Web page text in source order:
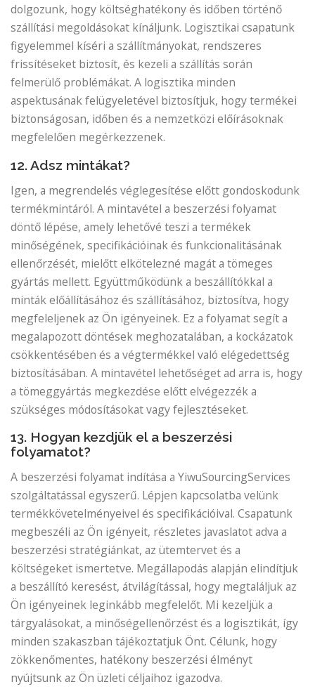
dolgozunk, hogy költséghatékony és időben történő
szállítási megoldásokat kínáljunk. Logisztikai csapatunk
figyelemmel kíséri a szállítmányokat, rendszeres
frissítéseket biztosít, és kezeli a szállítás során
felmerülő problémákat. A logisztika minden
aspektusának felügyeletével biztosítjuk, hogy termékei
biztonságosan, időben és a nemzetközi előírásoknak
megfelelően megérkezzenek.
12. Adsz mintákat?
Igen, a megrendelés véglegesítése előtt gondoskodunk
termékmintáról. A mintavétel a beszerzési folyamat
döntő lépése, amely lehetővé teszi a termékek
minőségének, specifikációinak és funkcionalitásának
ellenőrzését, mielőtt elkötelezné magát a tömeges
gyártás mellett. Együttműködünk a beszállítókkal a
minták előállításához és szállításához, biztosítva, hogy
megfeleljenek az Ön igényeinek. Ez a folyamat segít a
megalapozott döntések meghozatalában, a kockázatok
csökkentésében és a végtermékkel való elégedettség
biztosításában. A mintavétel lehetőséget ad arra is, hogy
a tömeggyártás megkezdése előtt elvégezzék a
szükséges módosításokat vagy fejlesztéseket.
13. Hogyan kezdjük el a beszerzési
folyamatot?
A beszerzési folyamat indítása a YiwuSourcingServices
szolgáltatással egyszerű. Lépjen kapcsolatba velünk
termékkövetelményeivel és specifikációival. Csapatunk
megbeszéli az Ön igényeit, részletes javaslatot adva a
beszerzési stratégiánkat, az ütemtervet és a
költségeket ismertetve. Megállapodás alapján elindítjuk
a beszállító keresést, átvilágítással, hogy megtaláljuk az
Ön igényeinek leginkább megfelelőt. Mi kezeljük a
tárgyalásokat, a minőségellenőrzést és a logisztikát, így
minden szakaszban tájékoztatjuk Önt. Célunk, hogy
zökkenőmentes, hatékony beszerzési élményt
nyújtsunk az Ön üzleti céljaihoz igazodva.